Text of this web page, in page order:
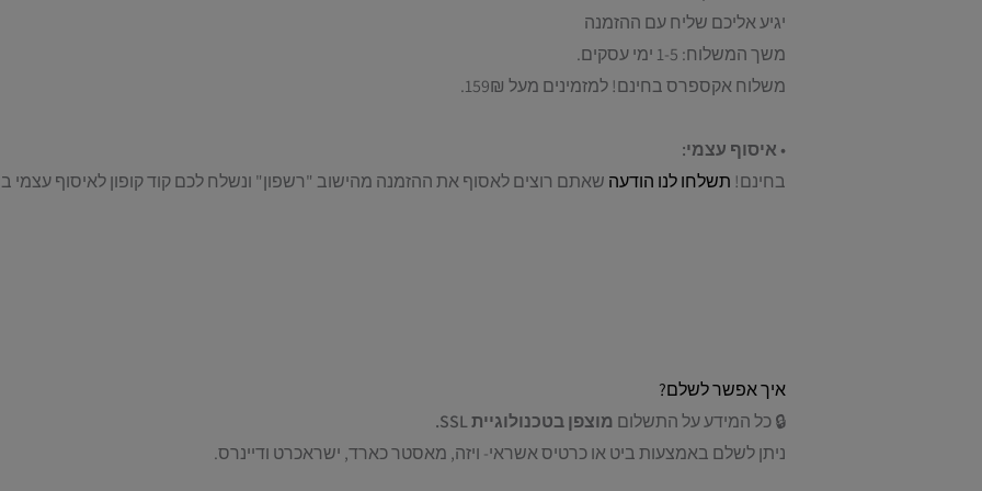
יגיע אליכם שליח עם ההזמנה
משך המשלוח: 1-5 ימי עסקים.
משלוח אקספרס בחינם! למזמינים מעל 159₪.
• איסוף עצמי:
בחינם! תשלחו לנו הודעה שאתם רוצים לאסוף את ההזמנה מהישוב "רשפון" ונשלח לכם קוד קופון לאיסוף עצמי
איך אפשר לשלם?
🔒 כל המידע על התשלום מוצפן בטכנולוגיית SSL.
ניתן לשלם באמצעות ביט או כרטיס אשראי- ויזה, מאסטר כארד, ישראכרט ודיינרס.